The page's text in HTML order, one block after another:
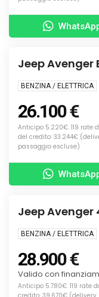
NUOVA
Info
Jeep Avenger
BENZINA / ELETTRICA
26.100 €
Anticipo 5.220€. 119 rate
del credito: 33.244€
passaggio escluse)
KM0
Info
Jeep Avenger
BENZINA / ELETTRICA
28.900 €
Valido con
Anticipo 5.780€. 119 rate